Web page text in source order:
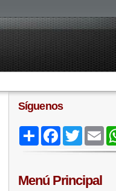
Síguenos
Share FacebookTwitter
Menú Principal